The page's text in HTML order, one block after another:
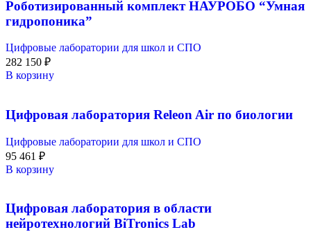
Роботизированный комплект НАУРОБО “Умная
гидропоника”
Цифровые лаборатории для школ и СПО
282 150 ₽
В корзину
Цифровая лаборатория Releon Air по биологии
Цифровые лаборатории для школ и СПО
95 461 ₽
В корзину
Цифровая лаборатория в области
нейротехнологий BiTronics Lab